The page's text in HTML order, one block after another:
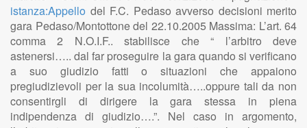
istanza:Appello del F.C. Pedaso avverso decisioni merito
gara Pedaso/Montottone del 22.10.2005 Massima: L’art. 64
comma 2 N.O.I.F.. stabilisce che “ l’arbitro deve
astenersi….. dal far proseguire la gara quando si verificano
a suo giudizio fatti o situazioni che appaiono
pregiudizievoli per la sua incolumità…..oppure tali da non
consentirgli di dirigere la gara stessa in piena
indipendenza di giudizio….”. Nel caso in argomento,